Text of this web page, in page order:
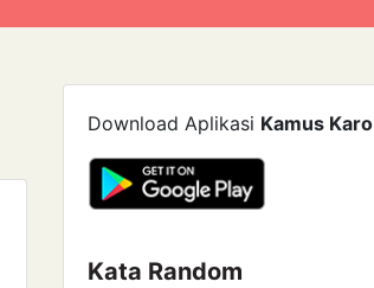
Download Aplikasi Kamus Karo
Kata Random